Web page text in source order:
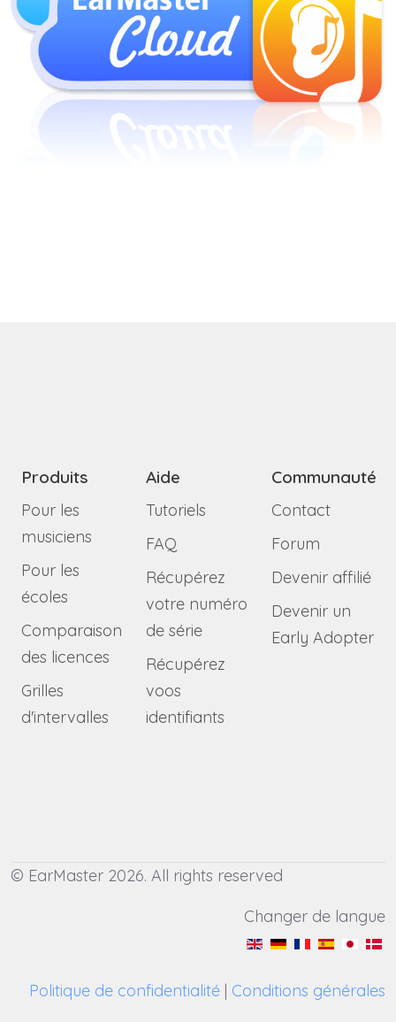
Produits
Pour les
musiciens
Pour les
écoles
Comparaison
des licences
Grilles
d'intervalles
Aide
Tutoriels
FAQ
Récupérez
votre numéro
de série
Récupérez
voos
identifiants
Communauté
Contact
Forum
Devenir affilié
Devenir un
Early Adopter
© EarMaster 2026. All rights reserved
Changer de langue
Politique de confidentialité | Conditions générales